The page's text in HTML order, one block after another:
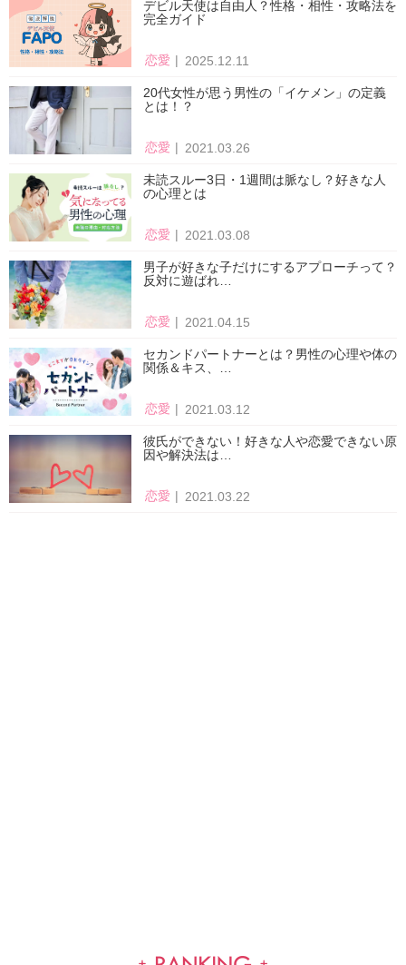
デビル天使は自由人？性格・相性・攻略法を
完全ガイド
恋愛 2025.12.11
20代女性が思う男性の「イケメン」の定義
とは！？
恋愛 2021.03.26
未読スルー3日・1週間は脈なし？好きな人
の心理とは
恋愛 2021.03.08
男子が好きな子だけにするアプローチって？
反対に遊ばれ…
恋愛 2021.04.15
セカンドパートナーとは？男性の心理や体の
関係＆キス、…
恋愛 2021.03.12
彼氏ができない！好きな人や恋愛できない原
因や解決法は…
恋愛 2021.03.22